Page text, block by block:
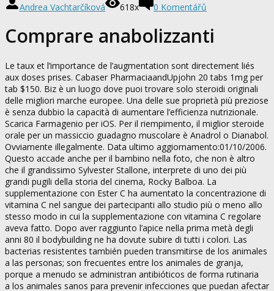
Andrea Vachtarčíková 618x 0 Komentářů
Comprare anabolizzanti
Le taux et l’importance de l’augmentation sont directement liés
aux doses prises. Cabaser PharmaciaandUpjohn 20 tabs 1mg per
tab $150. Biz è un luogo dove puoi trovare solo steroidi originali
delle migliori marche europee. Una delle sue proprietà più preziose
è senza dubbio la capacità di aumentare l’efficienza nutrizionale.
Scarica Farmagenio per iOS. Per il riempimento, il miglior steroide
orale per un massiccio guadagno muscolare è Anadrol o Dianabol.
Ovviamente illegalmente. Data ultimo aggiornamento:01/10/2006.
Questo accade anche per il bambino nella foto, che non è altro
che il grandissimo Sylvester Stallone, interprete di uno dei più
grandi pugili della storia del cinema, Rocky Balboa. La
supplementazione con Ester C ha aumentato la concentrazione di
vitamina C nel sangue dei partecipanti allo studio più o meno allo
stesso modo in cui la supplementazione con vitamina C regolare
aveva fatto. Dopo aver raggiunto l’apice nella prima metà degli
anni 80 il bodybuilding ne ha dovute subire di tutti i colori. Las
bacterias resistentes también pueden transmitirse de los animales
a las personas; son frecuentes entre los animales de granja,
porque a menudo se administran antibióticos de forma rutinaria
a los animales sanos para prevenir infecciones que puedan afectar